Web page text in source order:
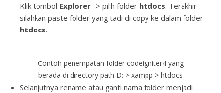
Klik tombol Explorer -> pilih folder htdocs. Terakhir
silahkan paste folder yang tadi di copy ke dalam folder
htdocs.
Contoh penempatan folder codeigniter4 yang
berada di directory path D: > xampp > htdocs
Selanjutnya rename atau ganti nama folder menjadi